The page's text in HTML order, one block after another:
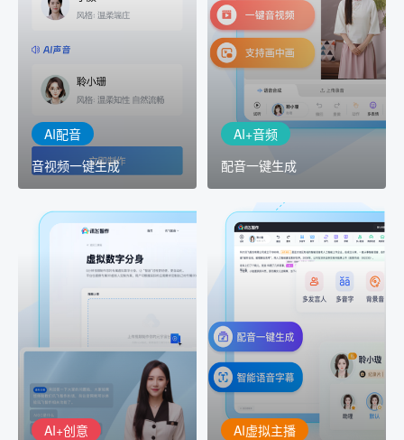
AI配音
音视频一键生成
室"中输入文本或录音，一
出
AI+音频
配音一键生成
AI+音频：基于全球领先的
TTS能力打造的AI音频制作
工具，输入文本、选择发
音人即可一键生成专业音
AI+创意
AI+创意
精品声音复刻
AI+创意：AIGC 能力集中
展示窗口，体验 AIGC 给
生活和生产带来的改变
AI虚拟主播
讯飞智作：让每一个内容
创作者高效生产灵活定制